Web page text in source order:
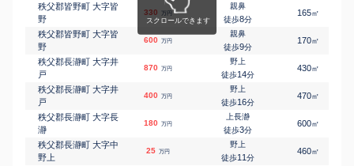
秩父郡皆野町 大字皆
野
330 万円
親鼻
徒歩8分
165㎡
秩父郡皆野町 大字皆
野
600 万円
親鼻
徒歩9分
170㎡
秩父郡長瀞町 大字井
戸
870 万円
野上
徒歩14分
430㎡
秩父郡長瀞町 大字井
戸
400 万円
野上
徒歩16分
470㎡
秩父郡長瀞町 大字長
瀞
180 万円
上長瀞
徒歩3分
600㎡
秩父郡長瀞町 大字中
野上
25 万円
野上
徒歩11分
460㎡